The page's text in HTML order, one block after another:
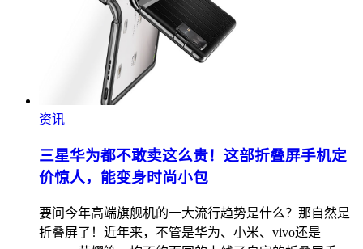
资讯
三星华为都不敢卖这么贵！这部折叠屏手机定
价惊人，能变身时尚小包
要问今年高端旗舰机的一大流行趋势是什么？那自然是
折叠屏了！近年来，不管是华为、小米、vivo还是